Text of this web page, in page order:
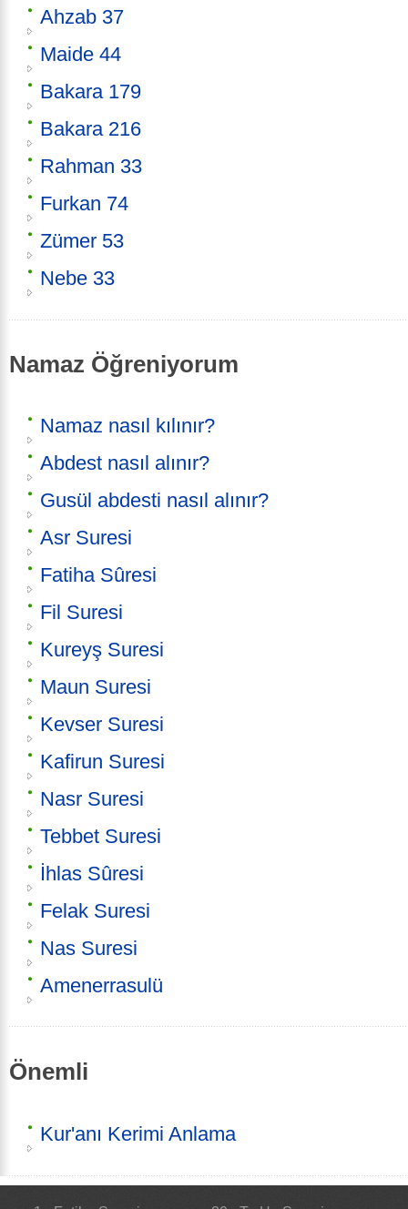
Ahzab 37
Maide 44
Bakara 179
Bakara 216
Rahman 33
Furkan 74
Zümer 53
Nebe 33
Namaz Öğreniyorum
Namaz nasıl kılınır?
Abdest nasıl alınır?
Gusül abdesti nasıl alınır?
Asr Suresi
Fatiha Sûresi
Fil Suresi
Kureyş Suresi
Maun Suresi
Kevser Suresi
Kafirun Suresi
Nasr Suresi
Tebbet Suresi
İhlas Sûresi
Felak Suresi
Nas Suresi
Amenerrasulü
Önemli
Kur'anı Kerimi Anlama